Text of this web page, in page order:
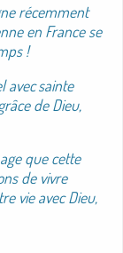
récemment
en France se
!
avecsainte
de Dieu,
que cette
de vivre
vie avec Dieu,